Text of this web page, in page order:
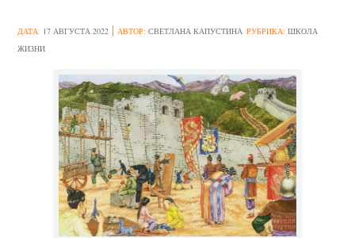
ДАТА: 17 АВГУСТА 2022 АВТОР:СВЕТЛАНА КАПУСТИНА РУБРИКА:ШКОЛА
ЖИЗНИ